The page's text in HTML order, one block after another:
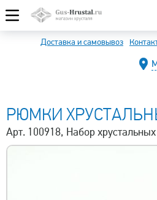
Доставка и самовывоз
РЮМКИ
Арт. 100918, Набор